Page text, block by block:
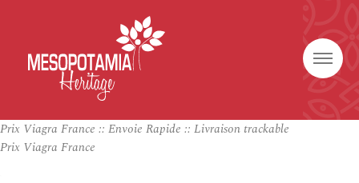
Prix Viagra France :: Envoie Rapide :: Livraison trackable
Prix Viagra France